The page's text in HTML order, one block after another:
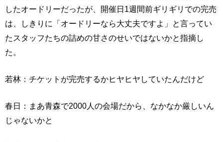
したオードリーだったが、開催日1週間前ギリギリでの完売
は、しきりに「オードリーなら大丈夫ですよ」と言ってい
たスタッフたちの詰めの甘さのせいではないかと指摘し
た。
若林：チケットが完売するかヒヤヒヤしていたんだけど
春日：まあ青森で2000人の会場だから、なかなか厳しいん
じゃないかと